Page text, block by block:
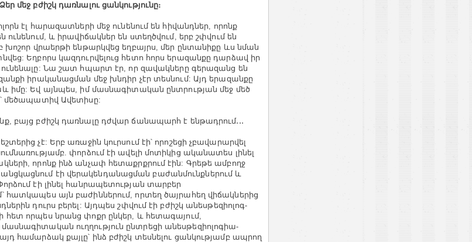
մեջ բժիշկ դառնալու ցանկությունը։
էլ հարազատների մեջ ունենում են հիվանդներ, որոնք
ունենում, և իրավիճակներ են ստեղծվում, երբ շփվում են
խոշոր վրաերթի ենթարկվեց եղբայրս, մեր ընտանիքը ևս նման
Եղբորս կազդուրվելուց հետո հորս երազանքը դարձավ իր
ունենալը: Նա շատ հպարտ էր, որ զավակները գերազանց են
իրականացման մեջ խնդիր չէր տեսնում: Այդ երազանքը
իմը: Եվ այնպես, իմ մասնագիտական ընտրության մեջ մեծ
մեծապատիվ Ավետիսը:
բայց բժիշկ դառնալը դժվար ճանապարհ է ենթադրում․․․
չէ: Երբ առաջին կուրսում էի՝ որոշեցի չբավարարվել
փորձում էի ավելի մոտիկից ականատես լինել
որոնք ինձ անչափ հետաքրքրում էին: Գրեթե ամբողջ
էի վերակենդանացման բաժանմունքներում և
էի լինել հանրապետության տարբեր
հատկապես այն բաժիններում, որտեղ ծայրահեղ վիճակներից
դուրս բերել: Այդպես շփվում էի բժիշկ անեսթեզիոլոգ-
հետ որպես նրանց փոքր ընկեր, և հետագայում,
ուղղություն ընտրեցի անեսթեզիոլոգիա-
համարձակ քայլը՝ ինձ բժիշկ տեսնելու ցանկությամբ ապրող